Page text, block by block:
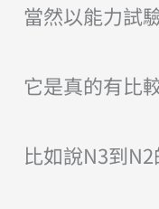
當然以能力試
它是真的有比
比如說N3到